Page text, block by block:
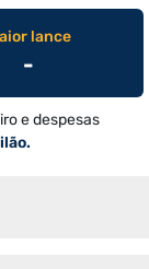
lance
-
e despesas